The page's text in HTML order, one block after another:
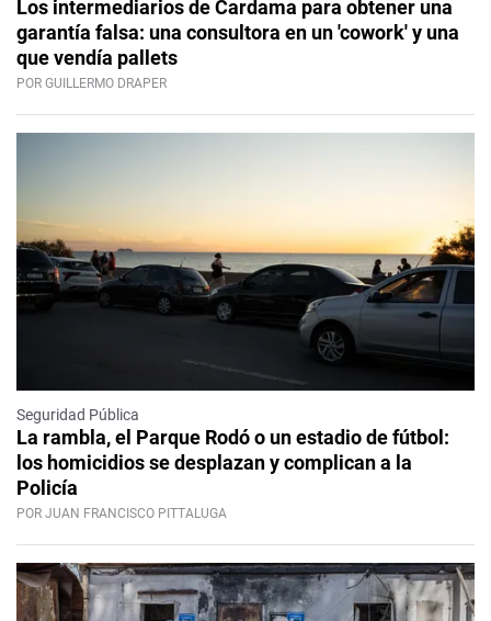
Los intermediarios de Cardama para obtener una
garantía falsa: una consultora en un 'cowork' y una
que vendía pallets
POR GUILLERMO DRAPER
Seguridad Pública
La rambla, el Parque Rodó o un estadio de fútbol:
los homicidios se desplazan y complican a la
Policía
POR JUAN FRANCISCO PITTALUGA